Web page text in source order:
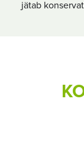
jätab